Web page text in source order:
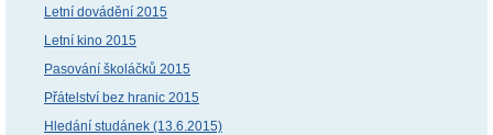
Letní dovádění 2015
Letní kino 2015
Pasování školáčků 2015
Přátelství bez hranic 2015
Hledání studánek (13.6.2015)